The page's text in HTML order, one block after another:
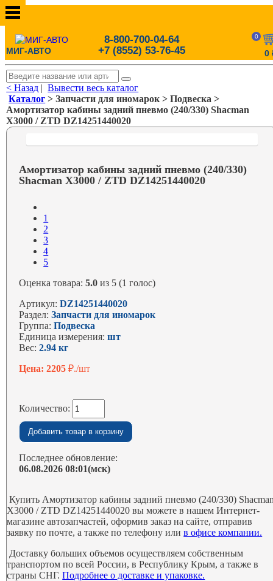
МИГ-АВТО
8-800-700-04-64
+7 (8552) 53-76-45
0
0
< Назад |Вывести весь каталог
Каталог > Запчасти для иномарок > Подвеска >
Амортизатор кабины задний пневмо (240/330) Shacman
X3000 / ZTD DZ14251440020
Амортизатор кабины задний пневмо (240/330)
Shacman X3000 / ZTD DZ14251440020
1
2
3
4
5
Оценка товара:5.0 из 5 (1 голос)
Артикул:DZ14251440020
Раздел:Запчасти для иномарок
Группа:Подвеска
Единица измерения:шт
Вес:2.94 кг
Цена: 2205₽./шт
Количество:
Последнее обновление:
06.08.2026 08:01(мск)
Купить Амортизатор кабины задний пневмо (240/330)
X3000 / ZTD DZ14251440020 вы можете в нашем Интернет-
магазине автозапчастей, оформив заказ на сайте, отправив
заявку по почте, а также по телефону илив офисе компании.
Доставку больших объемов осуществляем собственным
транспортом по всей России, в Республику Крым, а также в
страны СНГ.Подробнее о доставке и упаковке.